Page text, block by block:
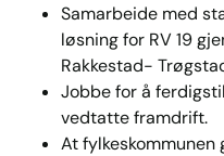
Samarbeide med
løsning for RV 19
Rakkestad-
Jobbe for å
vedtatte framdrift.
At fylkeskommunen